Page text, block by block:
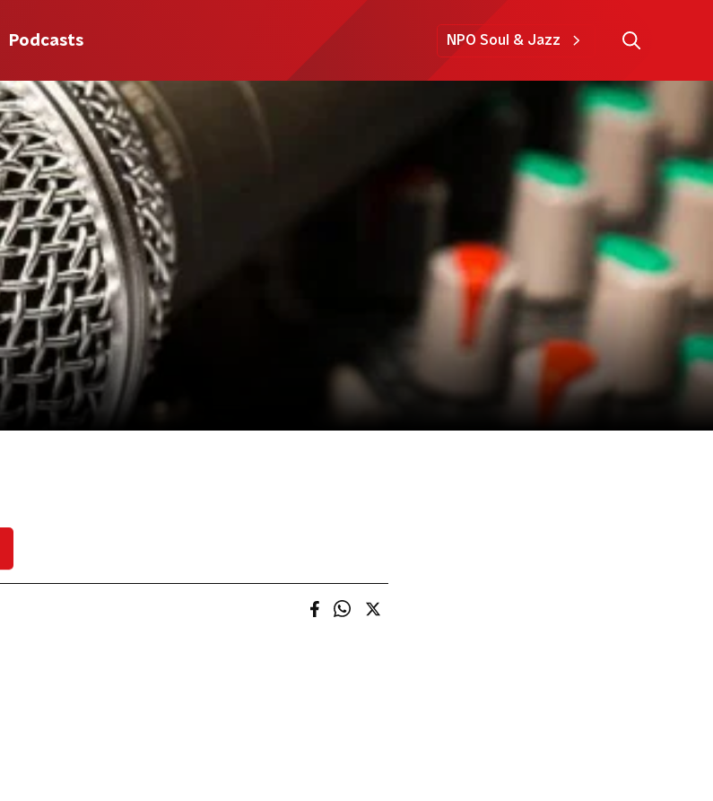
Podcasts NPO Soul & Jazz